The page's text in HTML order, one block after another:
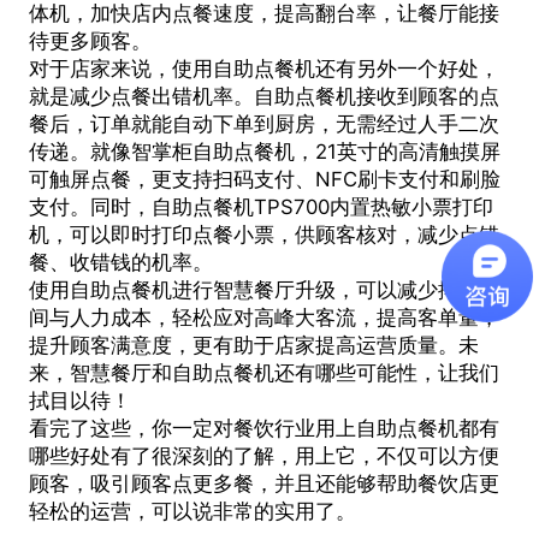
体机，加快店内点餐速度，提高翻台率，让餐厅能接
待更多顾客。
对于店家来说，使用 自助点餐机还有另外一个好处，
就是减少点餐出错机率。自助点餐机接收到顾客的点
餐后，订单就能自动下单到厨房，无需经过人手二次
传递。就像智掌柜自助点餐机，21英寸的高清触摸屏
可触屏点餐，更支持扫码支付、NFC刷卡支付和刷脸
支付。同时，自助点餐机TPS700内置热敏小票打印
机，可以即时打印点餐小票，供顾客核对，减少点错
餐、收错钱的机率。
使用自助点餐机进行智慧餐厅升级，可以减少排队时
间与人力成本，轻松应对高峰大客流，提高客单量，
提升顾客满意度，更有助于店家提高运营质量。未
来，智慧餐厅和自助点餐机还有哪些可能性，让我们
拭目以待！
看完了这些，你一定对餐饮行业用上自助点餐机都有
哪些好处有了很深刻的了解，用上它，不仅可以方便
顾客，吸引顾客点更多餐，并且还能够帮助餐饮店更
轻松的运营，可以说非常的实用了。